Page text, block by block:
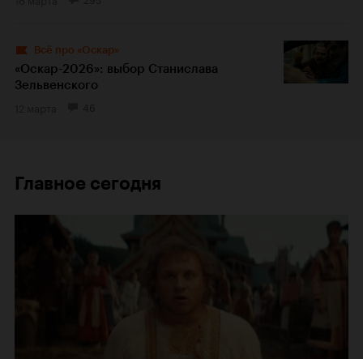
Всё про «Оскар»
«Оскар-2026»: выбор Станислава
Зельвенского
Главное сегодня